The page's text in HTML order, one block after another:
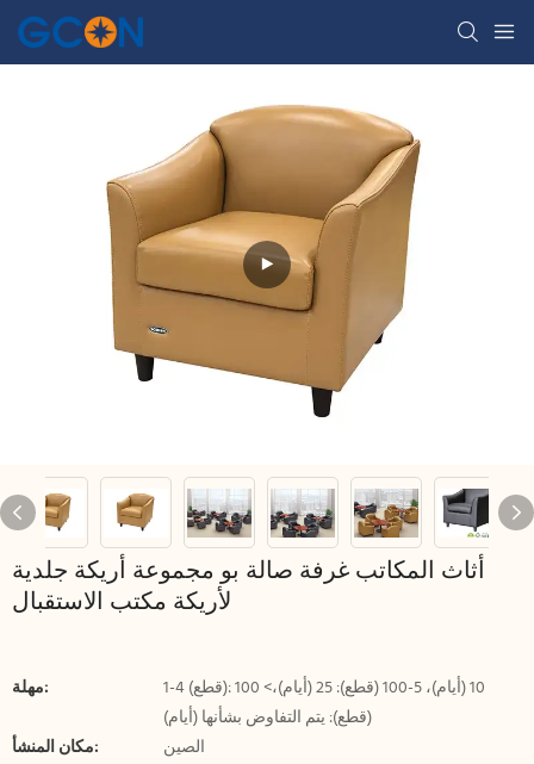
أثاث المكاتب غرفة صالة بو مجموعة أريكة جلدية
لأريكة مكتب الاستقبال
مهلة:
1-4 (قطع): 10 (أيام)، 5-100 (قطع): 25 (أيام)،> 100
(قطع): يتم التفاوض بشأنها (أيام)
مكان المنشأ:
الصين